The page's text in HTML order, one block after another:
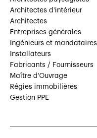
Architectes d'intérieur
Architectes
Entreprises générales
Ingénieurs et mandataires
Installateurs
Fabricants / Fournisseurs
Maître d’Ouvrage
Régies immobilières
Gestion PPE